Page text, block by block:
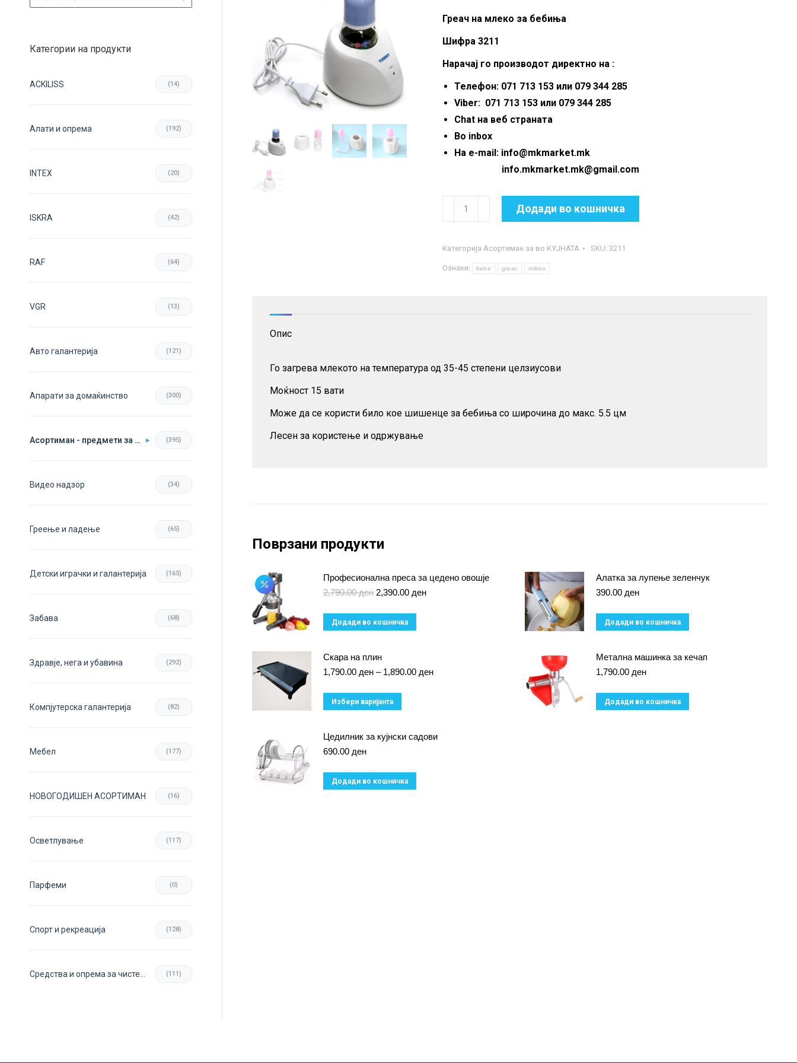
690.00 ден.550.00 ден.
Греач на млеко за бебиња
Шифра 3211
Нарачај го производот директно на :
Телефон: 071 713 153 или 079 344 285
Viber: 071 713 153 или 079 344 285
Chat на веб страната
Во inbox
На e-mail: info@mkmarket.mk
info.mkmarket.mk@gmail.com
Греач
за
бебиња
Додади во кошничка
Категорија Асортиман за во КУЈНАТА SKU: 3211
Ознаки: bebe greac mleko
Опис
Го загрева млекото на температура од 35-45 степени целзиусови
Моќност 15 вати
Може да се користи било кое шишенце за бебиња со широчина до макс. 5.5 цм
Лесен за користење и одржување
Поврзани продукти
Професионална преса за цедено овошје
2,790.00ден Original
was:
2,790.00 ден.
2,390.00 денCurrent
Додади во кошничка
Алатка за лупење зеленчук
390.00 ден
Додади во кошничка
Скара на плин
1,790.00 ден – 1,890.00 денPrice
Избери варијанта
has
The
Метална машинка за кечап
1,790.00 ден
Додади во кошничка
Цедилник за кујнски садови
690.00 ден
Додади во кошничка
Категории на продукти
ACKILISS (14)
Aлати и опрема (192)
INTEX (20)
ISKRA (42)
RAF (64)
VGR (13)
Авто галантерија (121)
Апарати за домаќинство (300)
Асортиман - предмети за во домот (395)
Видео надзор (34)
Греење и ладење (65)
Детски играчки и галантерија (165)
Забава (68)
Здравје, нега и убавина (292)
Компјутерска галантерија (82)
Мебел (177)
НОВОГОДИШЕН АСОРТИМАН (16)
Осветлување (117)
Парфеми (0)
Спорт и рекреација (128)
(111)